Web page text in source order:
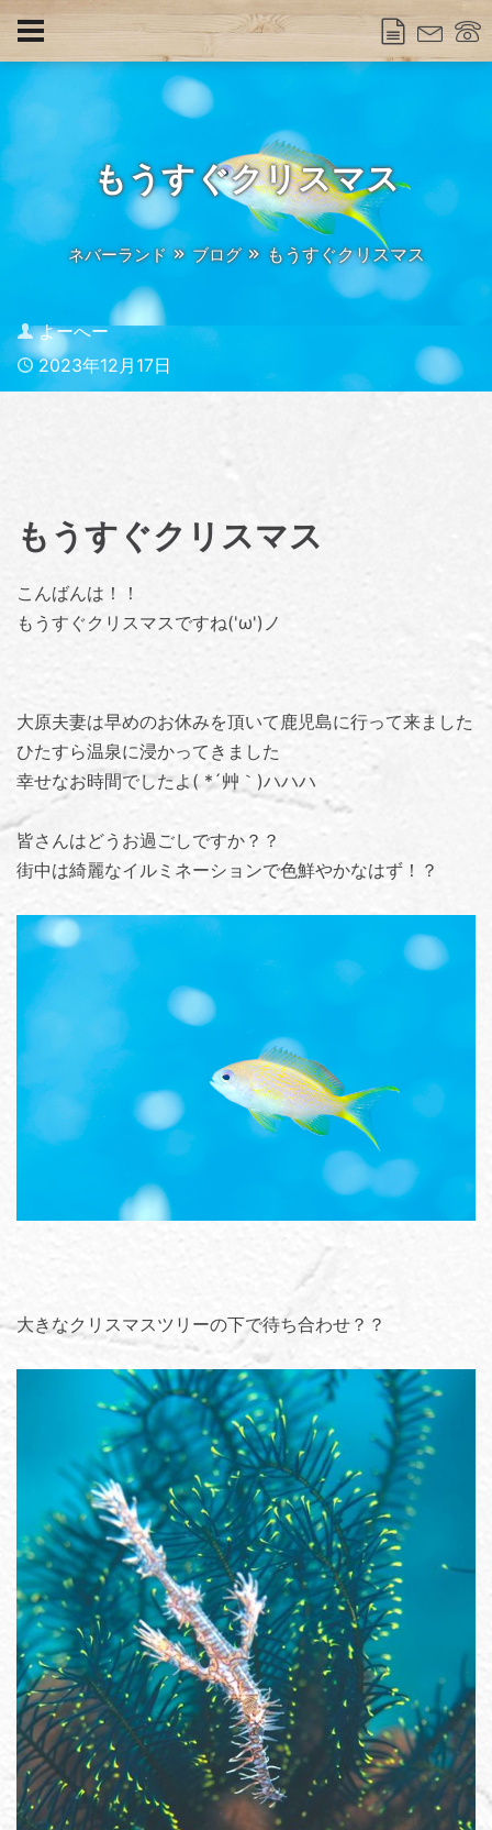
もうすぐクリスマス
ネバーランド ブログ もうすぐクリスマス
Author
よーへー
Published
2023年12月17日
もうすぐクリスマス
こんばんは！！
もうすぐクリスマスですね('ω')ノ
大原夫妻は早めのお休みを頂いて鹿児島に行って来ました
ひたすら温泉に浸かってきました
幸せなお時間でしたよ( *´艸｀)ハハハ
皆さんはどうお過ごしですか？？
街中は綺麗なイルミネーションで色鮮やかなはず！？
大きなクリスマスツリーの下で待ち合わせ？？